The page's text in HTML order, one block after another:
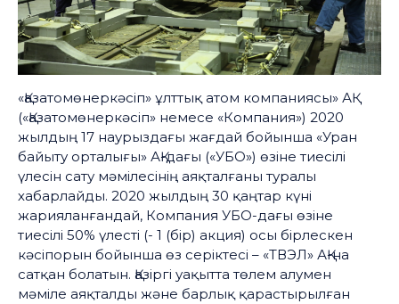
«Қазатомөнеркәсіп» ұлттық атом компаниясы» АҚ
(«Қазатомөнеркәсіп» немесе «Компания») 2020
жылдың 17 наурыздағы жағдай бойынша «Уран
байыту орталығы» АҚ-дағы («УБО») өзіне тиесілі
үлесін сату мәмілесінің аяқталғаны туралы
хабарлайды. 2020 жылдың 30 қаңтар күні
жарияланғандай, Компания УБО-дағы өзіне
тиесілі 50% үлесті (- 1 (бір) акция) осы бірлескен
кәсіпорын бойынша өз серіктесі – «ТВЭЛ» АҚ-на
сатқан болатын. Қазіргі уақытта төлем алумен
мәміле аяқталды және барлық қарастырылған